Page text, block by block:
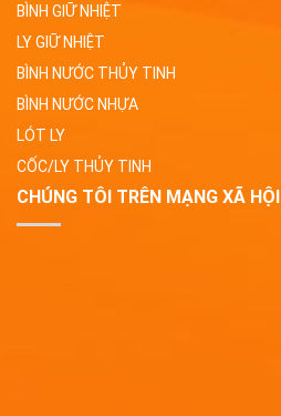
BÌNH GIỮ NHIỆT
LY GIỮ NHIỆT
BÌNH NƯỚC THỦY TINH
BÌNH NƯỚC NHỰA
LÓT LY
CỐC/LY THỦY TINH
CHÚNG TÔI TRÊN MẠNG XÃ HỘI